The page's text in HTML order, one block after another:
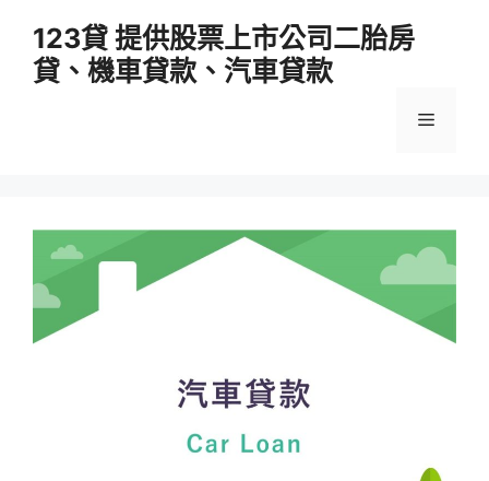
123貸 提供股票上市公司二胎房
貸、機車貸款、汽車貸款
選